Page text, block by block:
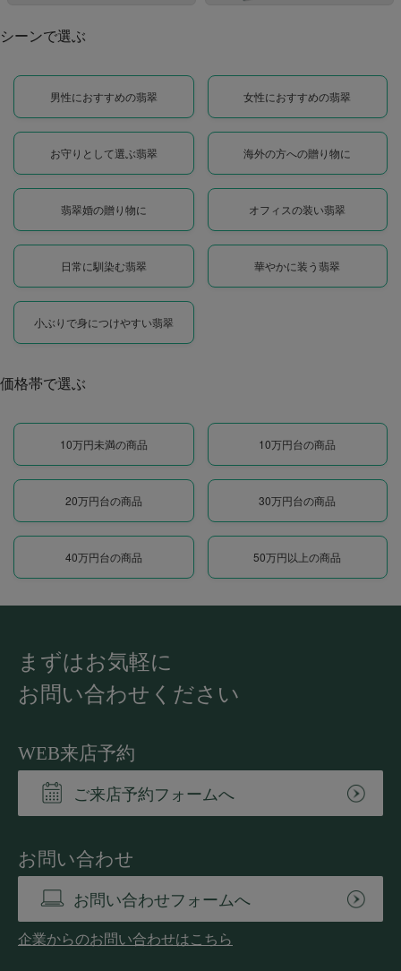
シーンで選ぶ
男性におすすめの翡翠 女性におすすめの翡翠
お守りとして選ぶ翡翠 海外の方への贈り物に
翡翠婚の贈り物に オフィスの装い翡翠
日常に馴染む翡翠 華やかに装う翡翠
小ぶりで身につけやすい翡翠
価格帯で選ぶ
10万円未満の商品 10万円台の商品
20万円台の商品 30万円台の商品
40万円台の商品 50万円以上の商品
まずはお気軽に
お問い合わせください
WEB来店予約
ご来店予約フォームへ
お問い合わせ
お問い合わせフォームへ
企業からのお問い合わせはこちら